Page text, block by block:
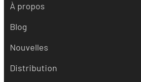
À propos
Blog
Nouvelles
Distribution